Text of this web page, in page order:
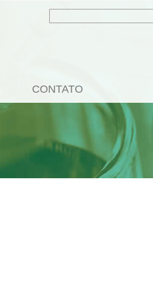
CONTATO